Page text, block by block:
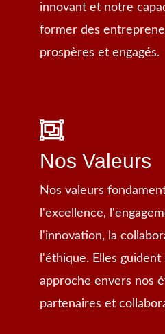
innovant et notre
former des
prospères et engagés.
Nos Valeurs
Nos valeurs
l'excellence,
l'innovation, la
l'éthique. Elles
approche envers nos
partenaires et